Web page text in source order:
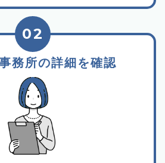
務所の詳細を確認
02